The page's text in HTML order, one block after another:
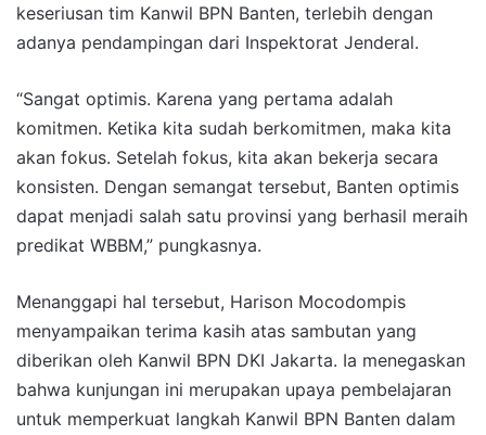
keseriusan tim Kanwil BPN Banten, terlebih dengan
adanya pendampingan dari Inspektorat Jenderal.
“Sangat optimis. Karena yang pertama adalah
komitmen. Ketika kita sudah berkomitmen, maka kita
akan fokus. Setelah fokus, kita akan bekerja secara
konsisten. Dengan semangat tersebut, Banten optimis
dapat menjadi salah satu provinsi yang berhasil meraih
predikat WBBM,” pungkasnya.
Menanggapi hal tersebut, Harison Mocodompis
menyampaikan terima kasih atas sambutan yang
diberikan oleh Kanwil BPN DKI Jakarta. Ia menegaskan
bahwa kunjungan ini merupakan upaya pembelajaran
untuk memperkuat langkah Kanwil BPN Banten dalam